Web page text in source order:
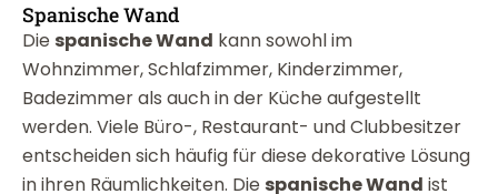
Spanische Wand
Die spanische Wand kann sowohl im
Wohnzimmer, Schlafzimmer, Kinderzimmer,
Badezimmer als auch in der Küche aufgestellt
werden. Viele Büro-, Restaurant- und Clubbesitzer
entscheiden sich häufig für diese dekorative Lösung
in ihren Räumlichkeiten. Die spanische Wand ist